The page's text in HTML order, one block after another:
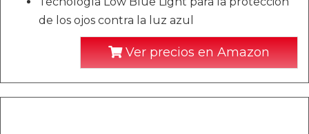
de los ojos contra la luz azul
Ver precios en Amazon